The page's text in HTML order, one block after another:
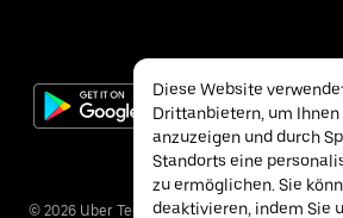
© 2026 Uber Technologies Inc.
Diese Website
Drittanbietern, um
anzuzeigen und durch
Standorts eine
zu ermöglichen. Sie
deaktivieren, indem Sie